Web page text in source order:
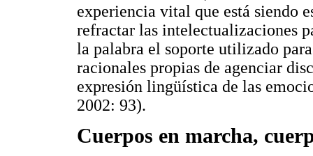
experiencia vital que está siendo
refractar las intelectualizaciones
la palabra el soporte utilizado
racionales propias de agenciar
expresión lingüística de las
2002: 93).
Cuerpos en marcha,